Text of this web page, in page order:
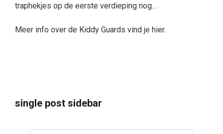
traphekjes op de eerste verdieping nog…
Meer info over de Kiddy Guards vind je hier.
single post sidebar